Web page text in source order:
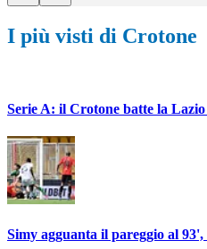
I più visti di Crotone
Serie A: il Crotone batte la Lazio
Simy agguanta il pareggio al